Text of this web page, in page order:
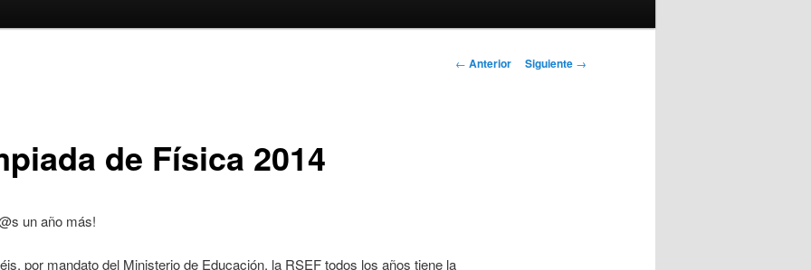
Navegación
← Anterior Siguiente →
de Física 2014
un año más!
por mandato del Ministerio de Educación, la RSEF todos los años tiene la